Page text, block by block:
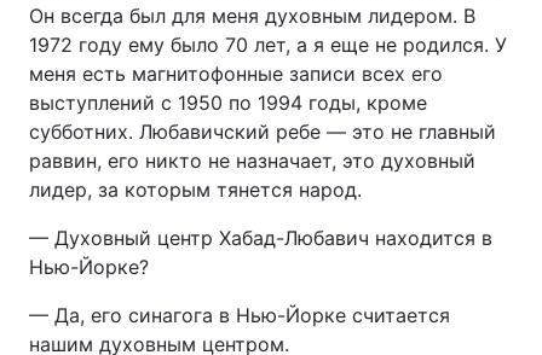
Он всегда был для меня духовным лидером. В
1972 году ему было 70 лет, а я еще не родился. У
меня есть магнитофонные записи всех его
выступлений с 1950 по 1994 годы, кроме
субботних. Любавичский ребе — это не главный
раввин, его никто не назначает, это духовный
лидер, за которым тянется народ.
— Духовный центр Хабад-Любавич находится в
Нью-Йорке?
— Да, его синагога в Нью-Йорке считается
нашим духовным центром.